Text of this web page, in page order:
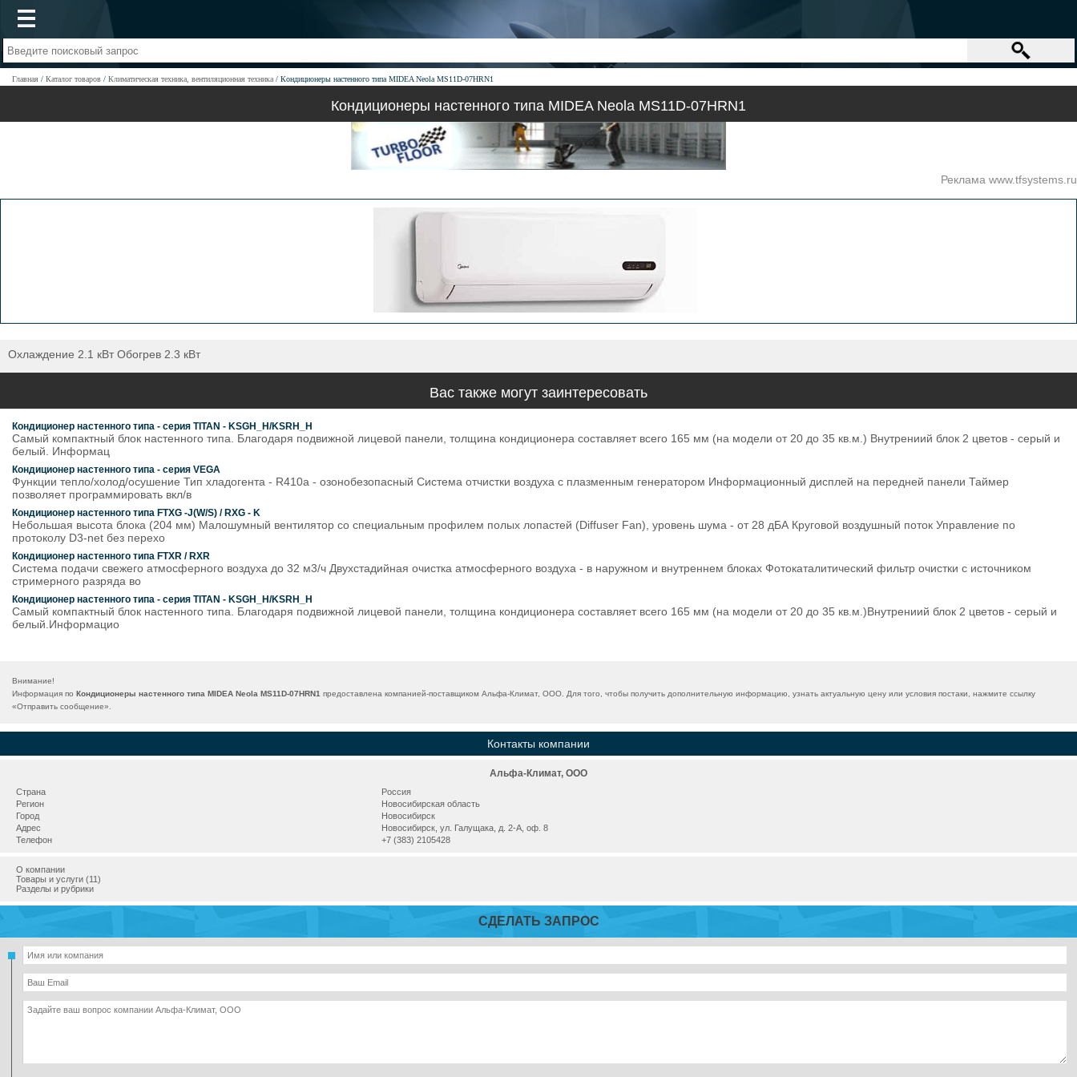
Главная Каталог товаров Климатическая техника, вентиляционная техника Кондиционеры настенного типа MIDEA Neola MS11D-07HRN1
Кондиционеры настенного типа MIDEA Neola MS11D-07HRN1
Реклама www.tfsystems.ru
Охлаждение 2.1 кВт Обогрев 2.3 кВт
Вас также могут заинтересовать
Кондиционер настенного типа - серия TITAN - KSGH_H/KSRH_H
Самый компактный блок настенного типа. Благодаря подвижной лицевой панели, толщина кондиционера составляет всего 165 мм (на модели от 20 до 35 кв.м.) Внутрениий блок 2 цветов - серый и
белый. Информац
Кондиционер настенного типа - серия VEGA
Функции тепло/холод/осушение Тип хладогента - R410a - озонобезопасный Система отчистки воздуха с плазменным генератором Информационный дисплей на передней панели Таймер
позволяет программировать вкл/в
Кондиционер настенного типа FTXG -J(W/S) / RXG - K
Небольшая высота блока (204 мм) Малошумный вентилятор со специальным профилем полых лопастей (Diffuser Fan), уровень шума - от 28 дБА Круговой воздушный поток Управление по
протоколу D3-net без перехо
Кондиционер настенного типа FTXR / RXR
Система подачи свежего атмосферного воздуха до 32 м3/ч Двухстадийная очистка атмосферного воздуха - в наружном и внутреннем блоках Фотокаталитический фильтр очистки с источником
стримерного разряда во
Кондиционер настенного типа - серия TITAN - KSGH_H/KSRH_H
Самый компактный блок настенного типа. Благодаря подвижной лицевой панели, толщина кондиционера составляет всего 165 мм (на модели от 20 до 35 кв.м.)Внутрениий блок 2 цветов - серый и
белый.Информацио
Внимание!
Информация по Кондиционеры настенного типа MIDEA Neola MS11D-07HRN1 предоставлена компанией-поставщиком Альфа-Климат, ООО. Для того, чтобы получить дополнительную информацию, узнать актуальную цену или условия постаки, нажмите ссылку
«Отправить сообщение».
Контакты компании
Альфа-Климат, ООО
Страна
Россия
Регион
Новосибирская область
Город
Новосибирск
Адрес
Новосибирск, ул. Галущака, д. 2-А, оф. 8
Телефон
+7 (383) 2105428
О компании
Товары и услуги (11)
Разделы и рубрики
СДЕЛАТЬ ЗАПРОС